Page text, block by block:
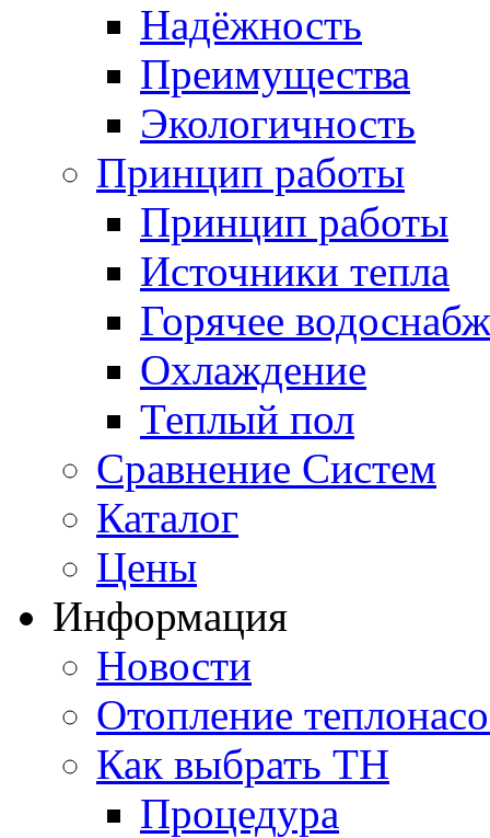
Надёжность
Преимущества
Экологичность
Принцип работы
Принцип работы
Источники тепла
Горячее
Охлаждение
Теплый пол
Сравнение Систем
Каталог
Цены
Информация
Новости
Отопление
Как выбрать ТН
Процедура